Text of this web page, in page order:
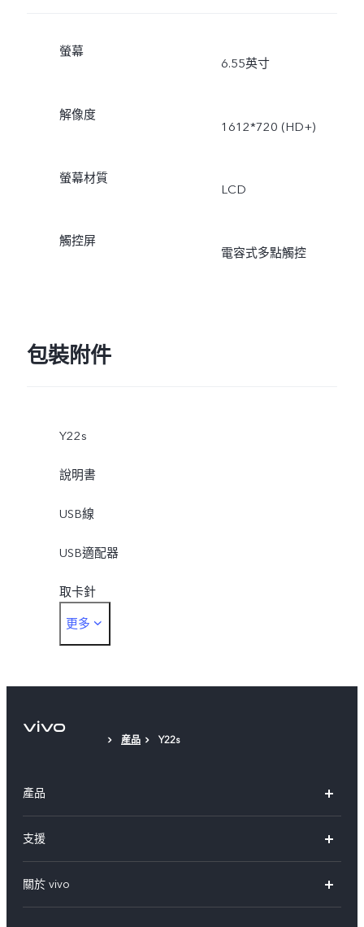
螢幕
6.55英寸
解像度
1612*720 (HD+)
螢幕材質
LCD
觸控屏
電容式多點觸控
包裝附件
Y22s
說明書
USB線
USB適配器
取卡針
保護殼
更多
産品 Y22s
產品
X300
Y21d
支援
服務中心
關於 vivo